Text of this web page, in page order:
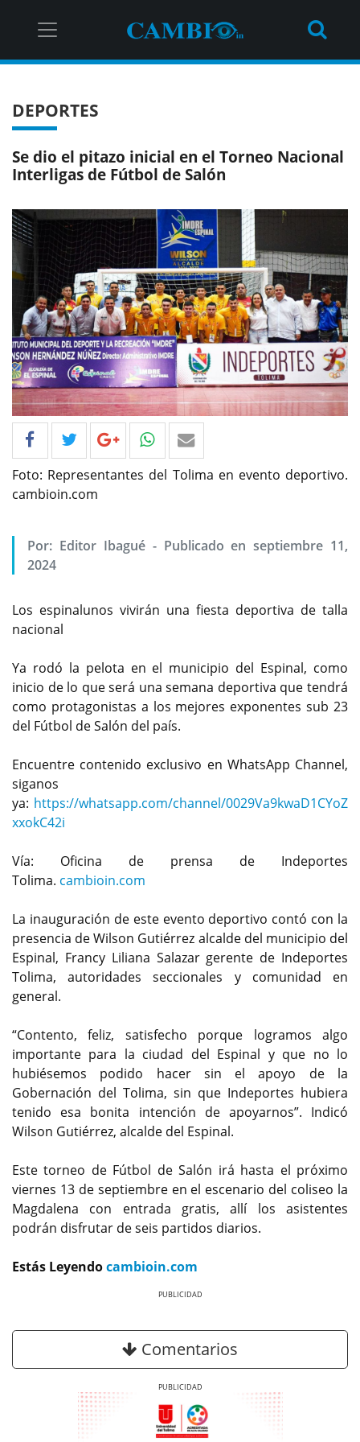
DEPORTES
Se dio el pitazo inicial en el Torneo Nacional
Interligas de Fútbol de Salón
Foto: Representantes del Tolima en evento deportivo.
cambioin.com
Por: Editor Ibagué - Publicado en septiembre 11,
2024
Los espinalunos vivirán una fiesta deportiva de talla
nacional
Ya rodó la pelota en el municipio del Espinal, como
inicio de lo que será una semana deportiva que tendrá
como protagonistas a los mejores exponentes sub 23
del Fútbol de Salón del país.
Encuentre contenido exclusivo en WhatsApp Channel,
siganos
ya: https://whatsapp.com/channel/0029Va9kwaD1CYoZ
xxokC42i
Vía: Oficina de prensa de Indeportes
Tolima. cambioin.com
La inauguración de este evento deportivo contó con la
presencia de Wilson Gutiérrez alcalde del municipio del
Espinal, Francy Liliana Salazar gerente de Indeportes
Tolima, autoridades seccionales y comunidad en
general.
“Contento, feliz, satisfecho porque logramos algo
importante para la ciudad del Espinal y que no lo
hubiésemos podido hacer sin el apoyo de la
Gobernación del Tolima, sin que Indeportes hubiera
tenido esa bonita intención de apoyarnos”. Indicó
Wilson Gutiérrez, alcalde del Espinal.
Este torneo de Fútbol de Salón irá hasta el próximo
viernes 13 de septiembre en el escenario del coliseo la
Magdalena con entrada gratis, allí los asistentes
podrán disfrutar de seis partidos diarios.
Estás Leyendocambioin.com
Comentarios